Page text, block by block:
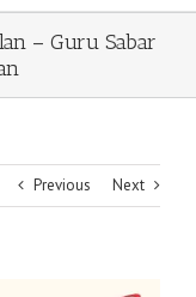
– Guru Sabar
Previous Next